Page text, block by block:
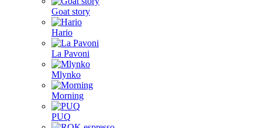
Goat story
Hario
La Pavoni
Mlynko
Morning
PUQ